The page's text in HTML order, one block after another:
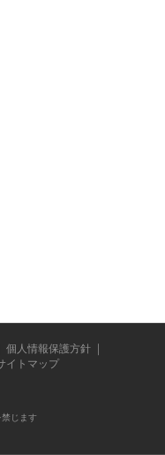
個人情報保護方針
イトマップ
じます